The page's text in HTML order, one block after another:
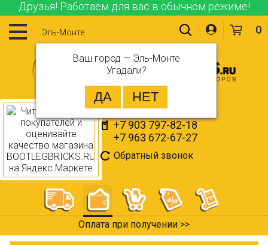
Друзья! Работаем для вас в обычном режиме!
Эль-Монте
Ваш город — Эль-Монте
Угадали?
+7 903 797-82-18
+7 963 672-67-27
Обратный звонок
0
Оплата при получении >>